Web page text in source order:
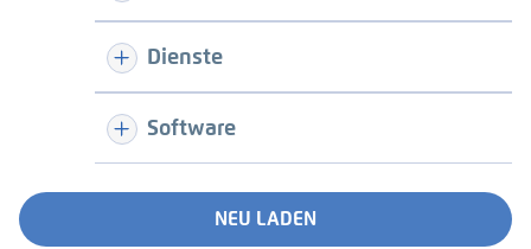
Dienste
Software
NEU LADEN